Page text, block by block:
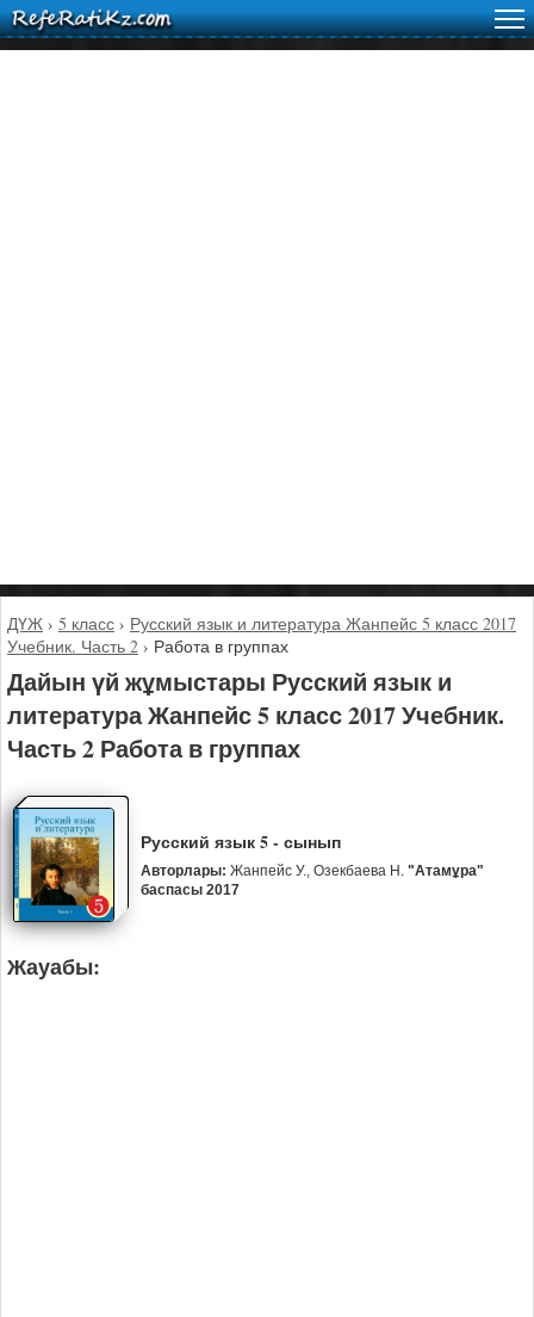
ДҮЖ › 5 класс › Русский язык и литература Жанпейс 5 класс 2017
Учебник. Часть 2 › Работа в группах
Дайын үй жұмыстары Русский язык и
литература Жанпейс 5 класс 2017 Учебник.
Часть 2 Работа в группах
Русский язык 5 - сынып
Авторлары: Жанпейс У., Озекбаева Н. "Атамұра"
баспасы 2017
Жауабы: